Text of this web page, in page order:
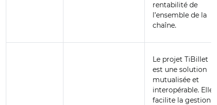
rentabilité de
l’ensemble de la
chaîne.
Le projet TiBillet
est une solution
mutualisée et
interopérable. Elle
facilite la gestion